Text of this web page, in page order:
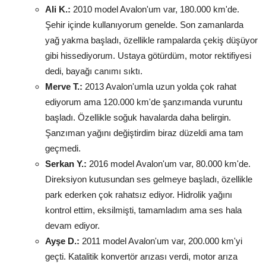
Ali K.: 2010 model Avalon'um var, 180.000 km'de.
Şehir içinde kullanıyorum genelde. Son zamanlarda
yağ yakma başladı, özellikle rampalarda çekiş düşüyor
gibi hissediyorum. Ustaya götürdüm, motor rektifiyesi
dedi, bayağı canımı sıktı.
Merve T.: 2013 Avalon'umla uzun yolda çok rahat
ediyorum ama 120.000 km'de şanzımanda vuruntu
başladı. Özellikle soğuk havalarda daha belirgin.
Şanzıman yağını değiştirdim biraz düzeldi ama tam
geçmedi.
Serkan Y.: 2016 model Avalon'um var, 80.000 km'de.
Direksiyon kutusundan ses gelmeye başladı, özellikle
park ederken çok rahatsız ediyor. Hidrolik yağını
kontrol ettim, eksilmişti, tamamladım ama ses hala
devam ediyor.
Ayşe D.: 2011 model Avalon'um var, 200.000 km'yi
geçti. Katalitik konvertör arızası verdi, motor arıza